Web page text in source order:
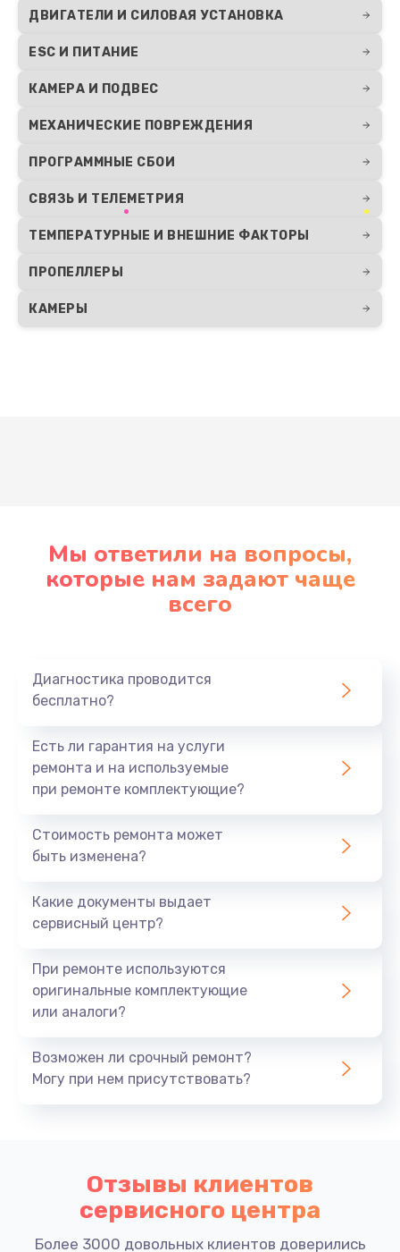
ДВИГАТЕЛИ И СИЛОВАЯ УСТАНОВКА
ESC И ПИТАНИЕ
КАМЕРА И ПОДВЕС
МЕХАНИЧЕСКИЕ ПОВРЕЖДЕНИЯ
ПРОГРАММНЫЕ СБОИ
СВЯЗЬ И ТЕЛЕМЕТРИЯ
ТЕМПЕРАТУРНЫЕ И ВНЕШНИЕ ФАКТОРЫ
ПРОПЕЛЛЕРЫ
КАМЕРЫ
Мы ответили на вопросы,
которые нам задают чаще
всего
Диагностика проводится
бесплатно?
Есть ли гарантия на услуги
ремонта и на используемые
при ремонте комплектующие?
Стоимость ремонта может
быть изменена?
Какие документы выдает
сервисный центр?
При ремонте используются
оригинальные комплектующие
или аналоги?
Возможен ли срочный ремонт?
Могу при нем присутствовать?
Отзывы клиентов
сервисного центра
Более 3000 довольных клиентов доверились